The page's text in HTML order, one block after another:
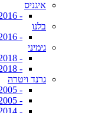
איגניס
- 2016+
בלנו
- 2016+
גימיני
- 1998-2018
- 2018+
גרנד ויטרה
- 1998-2005 (ארוך)
- 1998-2005 (קצר)
- 2005-2014 (ארוך)